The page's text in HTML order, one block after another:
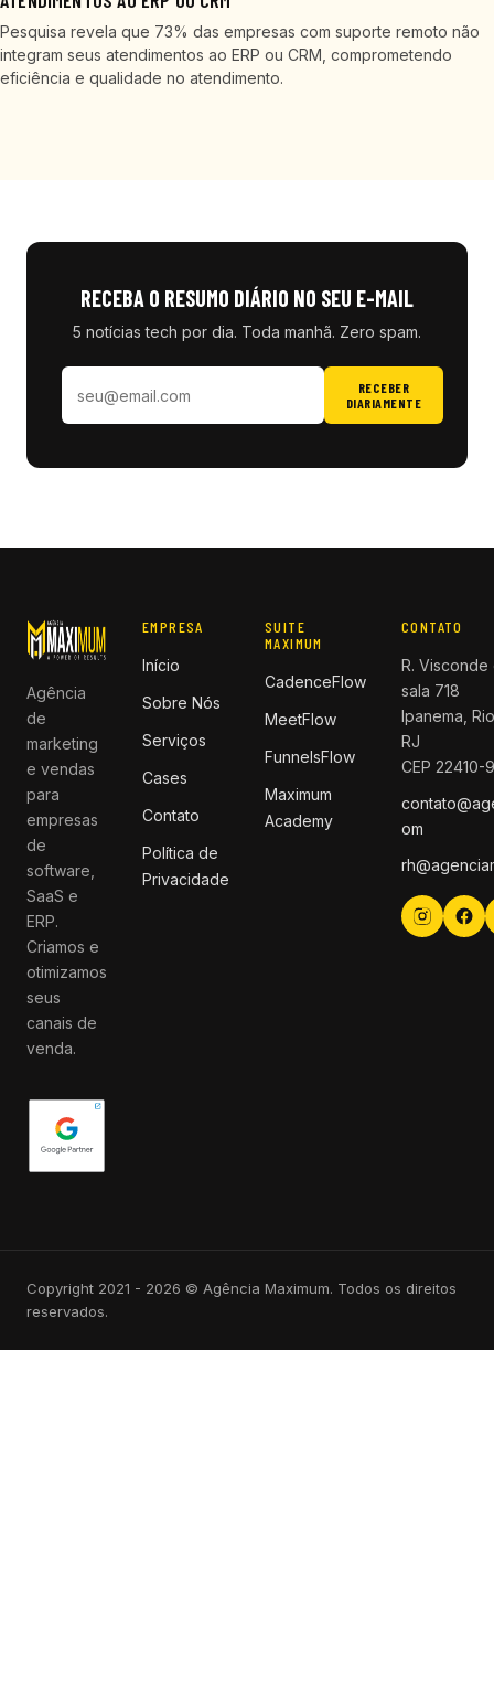
Pesquisa revela que 73% das empresas com suporte remoto não
integram seus atendimentos ao ERP ou CRM, comprometendo
eficiência e qualidade no atendimento.
RECEBA O RESUMO DIÁRIO NO SEU E-MAIL
5 notícias tech por dia. Toda manhã. Zero spam.
RECEBER
DIARIAMENTE
Agência
de
marketing
e vendas
para
empresas
de
software,
SaaS e
ERP.
Criamos e
otimizamos
seus
canais de
venda.
EMPRESA
Início
Sobre Nós
Serviços
Cases
Contato
Política de
Privacidade
SUITE
MAXIMUM
CadenceFlow
MeetFlow
FunnelsFlow
Maximum
Academy
CONTATO
R.
sala 718
Ipanema,
RJ
CEP 22410-
om
Copyright 2021 - 2026 © Agência Maximum. Todos os direitos
reservados.